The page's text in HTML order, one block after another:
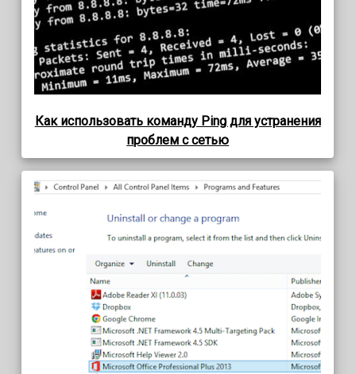
Как использовать команду Ping для устранения
проблем с сетью